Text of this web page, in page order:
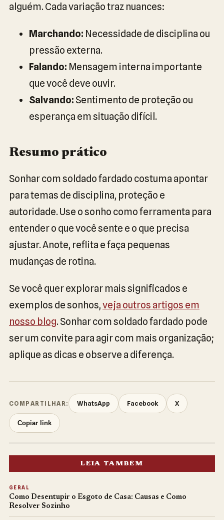
alguém. Cada variação traz nuances:
Marchando: Necessidade de disciplina ou
pressão externa.
Falando: Mensagem interna importante
que você deve ouvir.
Salvando: Sentimento de proteção ou
esperança em situação difícil.
Resumo prático
Sonhar com soldado fardado costuma apontar
para temas de disciplina, proteção e
autoridade. Use o sonho como ferramenta para
entender o que você sente e o que precisa
ajustar. Anote, reflita e faça pequenas
mudanças de rotina.
Se você quer explorar mais significados e
exemplos de sonhos,veja outros artigos em
nosso blog. Sonhar com soldado fardado pode
ser um convite para agir com mais organização;
aplique as dicas e observe a diferença.
COMPARTILHAR: WhatsApp Facebook X
Copiar link
LEIA TAMBÉM
GERAL
Como Desentupir o Esgoto de Casa: Causas e Como
Resolver Sozinho